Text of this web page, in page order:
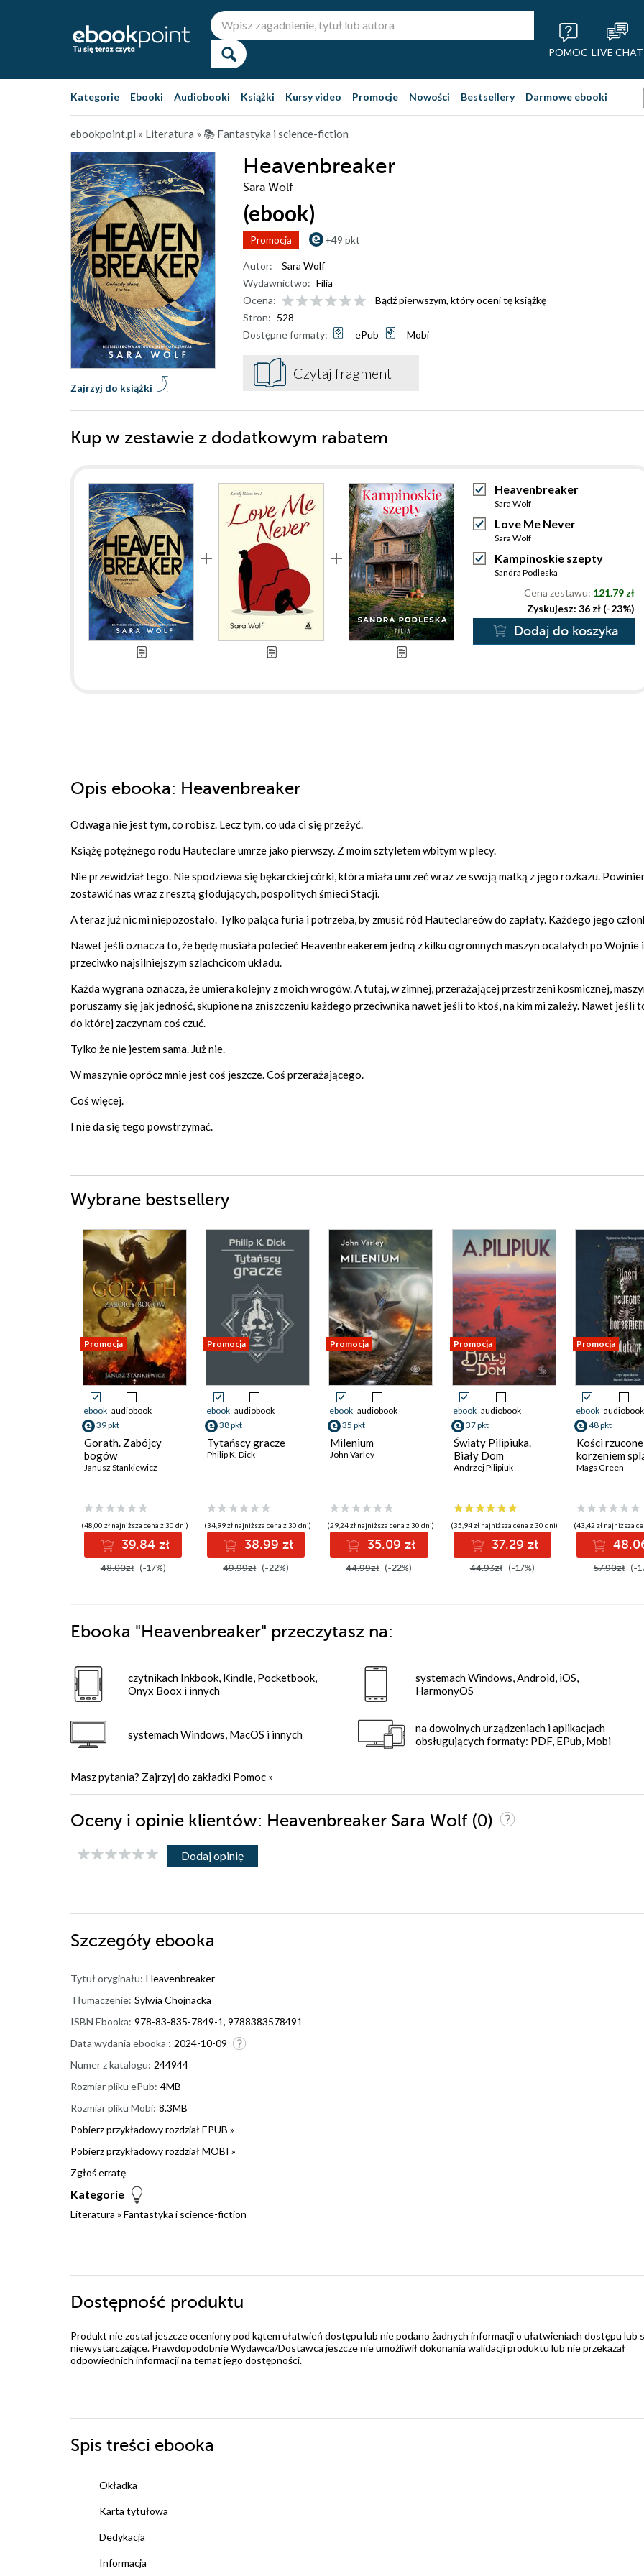
POMOC LIVE CHAT
Kategorie Ebooki Audiobooki Książki Kursy video Promocje Nowości Bestsellery Darmowe ebooki
ebookpoint.pl » Literatura » 📚 Fantastyka i science-fiction
Heavenbreaker
Sara Wolf
(ebook)
Promocja +49 pkt
Zajrzyj do książki
Autor:
Sara Wolf
Wydawnictwo: Filia
Ocena:
Bądź pierwszym, który oceni tę książkę
Stron: 528
Dostępne formaty:
ePub Mobi
Czytaj fragment
Kup w zestawie z dodatkowym rabatem
Heavenbreaker
Sara Wolf
Love Me Never
Sara Wolf
Kampinoskie szepty
Sandra Podleska
Cena zestawu: 121.79 zł
Zyskujesz: 36 zł (-23%)
Dodaj do koszyka
Opis ebooka: Heavenbreaker
Odwaga nie jest tym, co robisz. Lecz tym, co uda ci się przeżyć.
Książę potężnego rodu Hauteclare umrze jako pierwszy. Z moim sztyletem wbitym w plecy.
Nie przewidział tego. Nie spodziewa się bękarckiej córki, która miała umrzeć wraz ze swoją matką z jego rozkazu.
zostawić nas wraz z resztą głodujących, pospolitych śmieci Stacji.
A teraz już nic mi niepozostało. Tylko paląca furia i potrzeba, by zmusić ród Hauteclareów do zapłaty. Każdego jego
Nawet jeśli oznacza to, że będę musiała polecieć Heavenbreakerem jedną z kilku ogromnych maszyn ocalałych po Wojnie
przeciwko najsilniejszym szlachcicom układu.
Każda wygrana oznacza, że umiera kolejny z moich wrogów. A tutaj, w zimnej, przerażającej przestrzeni kosmicznej,
poruszamy się jak jedność, skupione na zniszczeniu każdego przeciwnika nawet jeśli to ktoś, na kim mi zależy. Nawet jeśli
do której zaczynam coś czuć.
Tylko że nie jestem sama. Już nie.
W maszynie oprócz mnie jest coś jeszcze. Coś przerażającego.
Coś więcej.
I nie da się tego powstrzymać.
Wybrane bestsellery
Promocja
ebook audiobook
39 pkt
Gorath. Zabójcy
bogów
Janusz Stankiewicz
(48,00 zł najniższa cena z 30 dni)
39.84 zł
48.00zł (-17%)
Promocja
ebook audiobook
38 pkt
Tytańscy gracze
Philip K. Dick
(34,99 zł najniższa cena z 30 dni)
38.99 zł
49.99zł (-22%)
Promocja
ebook audiobook
35 pkt
Milenium
John Varley
(29,24 zł najniższa cena z 30 dni)
35.09 zł
44.99zł (-22%)
Promocja
ebook audiobook
37 pkt
Światy Pilipiuka.
Biały Dom
Andrzej Pilipiuk
(35,94 zł najniższa cena z 30 dni)
37.29 zł
44.93zł (-17%)
Promocja
ebook audiobook
48 pkt
Kości rzucone
korzeniem
Mags Green
(43,42 zł najniższa
57.90zł (-
Ebooka "Heavenbreaker" przeczytasz na:
czytnikach Inkbook, Kindle, Pocketbook,
Onyx Boox i innych
systemach Windows, MacOS i innych
systemach Windows, Android, iOS,
HarmonyOS
na dowolnych urządzeniach i aplikacjach
obsługujących formaty: PDF, EPub, Mobi
Masz pytania? Zajrzyj do zakładki Pomoc »
Oceny i opinie klientów: Heavenbreaker Sara Wolf (0)
Dodaj opinię
Szczegóły ebooka
Tytuł oryginału: Heavenbreaker
Tłumaczenie: Sylwia Chojnacka
ISBN Ebooka: 978-83-835-7849-1, 9788383578491
Data wydania ebooka : 2024-10-09
Numer z katalogu: 244944
Rozmiar pliku ePub: 4MB
Rozmiar pliku Mobi: 8.3MB
Pobierz przykładowy rozdział EPUB »
Pobierz przykładowy rozdział MOBI »
Zgłoś erratę
Kategorie
Literatura » Fantastyka i science-fiction
Dostępność produktu
Produkt nie został jeszcze oceniony pod kątem ułatwień dostępu lub nie podano żadnych informacji o ułatwieniach dostępu lub
niewystarczające. Prawdopodobnie Wydawca/Dostawca jeszcze nie umożliwił dokonania walidacji produktu lub nie przekazał
odpowiednich informacji na temat jego dostępności.
Spis treści ebooka
Okładka
Karta tytułowa
Dedykacja
Informacja